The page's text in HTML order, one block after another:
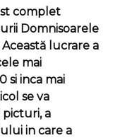
complet
Domnisoarele
lucrare a
mai
si inca mai
se va
picturi, a
in care a